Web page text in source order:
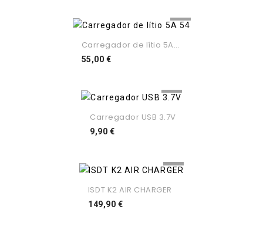
Carregador de lítio 5A...
55,00 €Preço
Carregador USB 3.7V
9,90 €Preço
ISDT K2 AIR CHARGER
149,90 €Preço